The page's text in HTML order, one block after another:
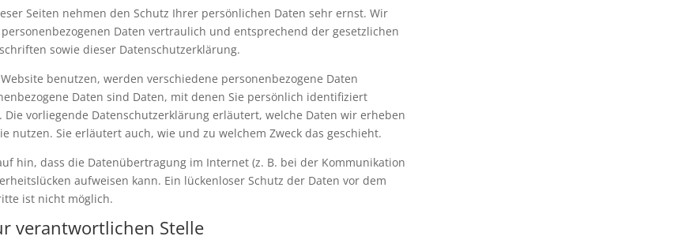
Seiten nehmen den Schutz Ihrer persönlichen Daten sehr ernst. Wir
Daten vertraulich und entsprechend der gesetzlichen
sowie dieser Datenschutzerklärung.
benutzen, werden verschiedene personenbezogene Daten
Daten sind Daten, mit denen Sie persönlich identifiziert
Die vorliegende Datenschutzerklärung erläutert, welche Daten wir erheben
nutzen. Sie erläutert auch, wie und zu welchem Zweck das geschieht.
hin, dass die Datenübertragung im Internet (z. B. bei der Kommunikation
aufweisen kann. Ein lückenloser Schutz der Daten vor dem
ist nicht möglich.
verantwortlichen Stelle